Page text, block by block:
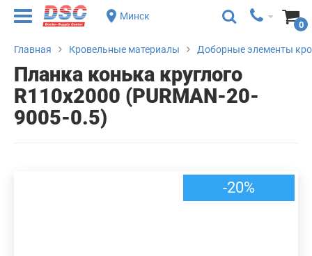
Минск
0
Главная Кровельные материалы Доборные элементы
Планка конька круглого
R110х2000 (PURMAN-20-
9005-0.5)
-20%